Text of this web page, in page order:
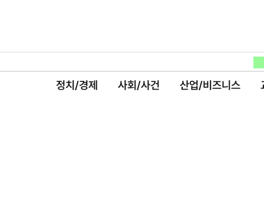
정치/경제 사회/사건 산업/비즈니스